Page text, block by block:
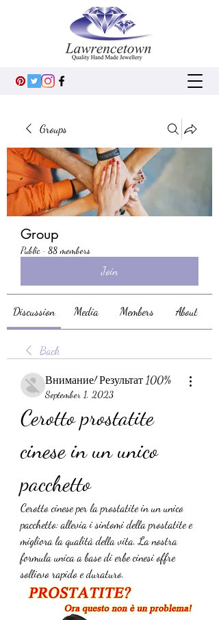
Groups
Group
Public · 88 members
Join
Discussion Media Members About
Back
Внимание! Результат 100%
September 1, 2023
Cerotto prostatite
cinese in un unico
pacchetto
Cerotto cinese per la prostatite in un unico
pacchetto: allevia i sintomi della prostatite e
migliora la qualità della vita. La nostra
formula unica a base di erbe cinesi offre
sollievo rapido e duraturo.